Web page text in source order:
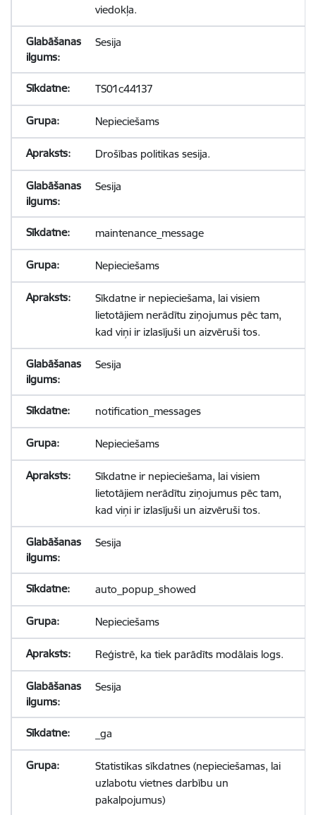
viedokļa.
Sesija
TS01c44137
Nepieciešams
Drošības politikas sesija.
Sesija
maintenance_message
Nepieciešams
Sīkdatne ir nepieciešama, lai visiem
lietotājiem nerādītu ziņojumus pēc tam,
kad viņi ir izlasījuši un aizvēruši tos.
Sesija
notification_messages
Nepieciešams
Sīkdatne ir nepieciešama, lai visiem
lietotājiem nerādītu ziņojumus pēc tam,
kad viņi ir izlasījuši un aizvēruši tos.
Sesija
auto_popup_showed
Nepieciešams
Reģistrē, ka tiek parādīts modālais logs.
Sesija
_ga
Statistikas sīkdatnes (nepieciešamas, lai
uzlabotu vietnes darbību un
pakalpojumus)